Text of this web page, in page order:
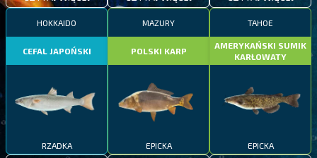
HOKKAIDO
CEFAL JAPOŃSKI
RZADKA
MAZURY
POLSKI KARP
EPICKA
TAHOE
AMERYKAŃSKI SUMIK
KARŁOWATY
EPICKA